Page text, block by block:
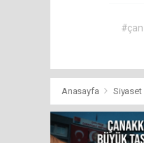
Anasayfa Siyaset